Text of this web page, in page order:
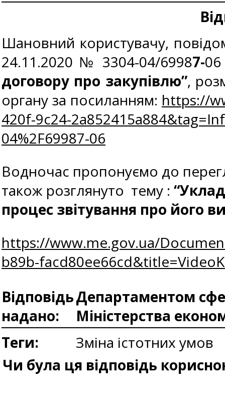
Шановний користувачу,
24.11.2020 № 3304-04/69987-
договору про закупівлю”,
органу за посиланням: https://
420f-9c24-
04%2F69987-06
Водночас пропонуємо до
також розглянуто тему :
процес звітування про його
https://www.me.gov.ua/
b89b-
Відповідь
надано:
Департаментом
Міністерства
Теги:
Зміна істотних умов
Чи була ця відповідь